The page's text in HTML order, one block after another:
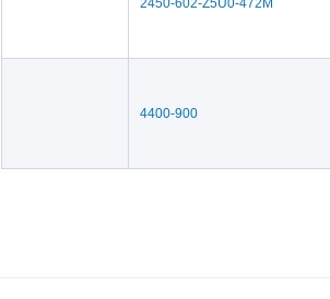
2450-602-Z5U0-472M
4400-900